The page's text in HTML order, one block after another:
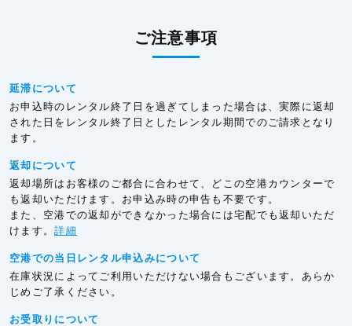
ご注意事項
延滞について
お申込時のレンタル終了日を過ぎてしまった場合は、実際に返却
された日をレンタル終了日としたレンタル期間でのご請求となり
ます。
返却について
返却場所はお客様のご都合に合わせて、どこの空港カウンターで
も返却いただけます。お申込み時の申告も不要です。
また、空港での返却ができなかった場合には宅配でも返却いただ
けます。詳細
空港での当日レンタル申込みについて
在庫状況によってご利用いただけない場合もございます。あらか
じめご了承ください。
お受取りについて